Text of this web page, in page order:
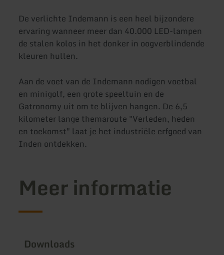
De verlichte Indemann is een heel bijzondere
ervaring wanneer meer dan 40.000 LED-lampen
de stalen kolos in het donker in oogverblindende
kleuren hullen.
Aan de voet van de Indemann nodigen voetbal
en minigolf, een grote speeltuin en de
Gatronomy uit om te blijven hangen. De 6,5
kilometer lange themaroute "Verleden, heden
en toekomst" laat je het industriële erfgoed van
Inden ontdekken.
Meer informatie
Downloads